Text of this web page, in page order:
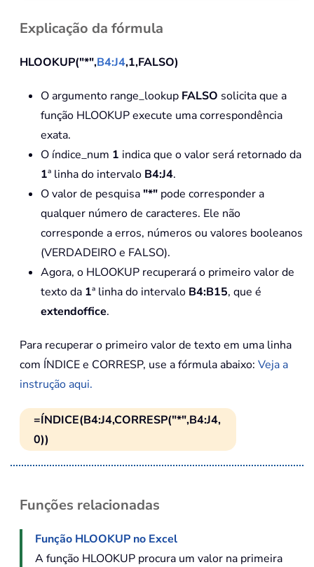
Explicação da fórmula
HLOOKUP("*",B4:J4,1,FALSO)
O argumento range_lookup FALSO solicita que a
função HLOOKUP execute uma correspondência
exata.
O índice_num 1 indica que o valor será retornado da
1ª linha do intervalo B4:J4.
O valor de pesquisa"*" pode corresponder a
qualquer número de caracteres. Ele não
corresponde a erros, números ou valores booleanos
(VERDADEIRO e FALSO).
Agora, o HLOOKUP recuperará o primeiro valor de
texto da 1ª linha do intervalo B4:B15, que é
extendoffice.
Para recuperar o primeiro valor de texto em uma linha
com ÍNDICE e CORRESP, use a fórmula abaixo: Veja a
instrução aqui.
=ÍNDICE(B4:J4,CORRESP("*",B4:J4,
0))
Funções relacionadas
Função HLOOKUP no Excel
A função HLOOKUP procura um valor na primeira